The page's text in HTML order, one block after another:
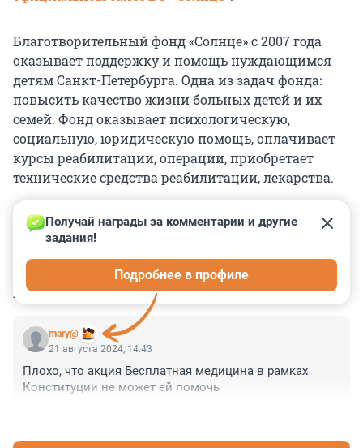
Благотворительный фонд «Солнце» с 2007 года
оказывает поддержку и помощь нуждающимся
детям Санкт-Петербурга. Одна из задач фонда:
повысить качество жизни больных детей и их
семей. Фонд оказывает психологическую,
социальную, юридическую помощь, оплачивает
курсы реабилитации, операции, приобретает
технические средства реабилитации, лекарства.
КОММЕНТАРИИ 1
mary@
Получай награды за комментарии и другие
задания!
Подробнее в профиле
21 августа 2024, 14:43
Плохо, что акция Бесплатная медицина в рамках
Конституции не может ей помочь